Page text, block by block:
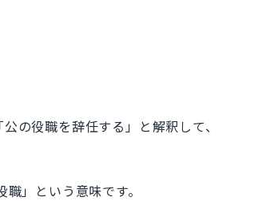
の役職を辞任する」と解釈して、
」という意味です。